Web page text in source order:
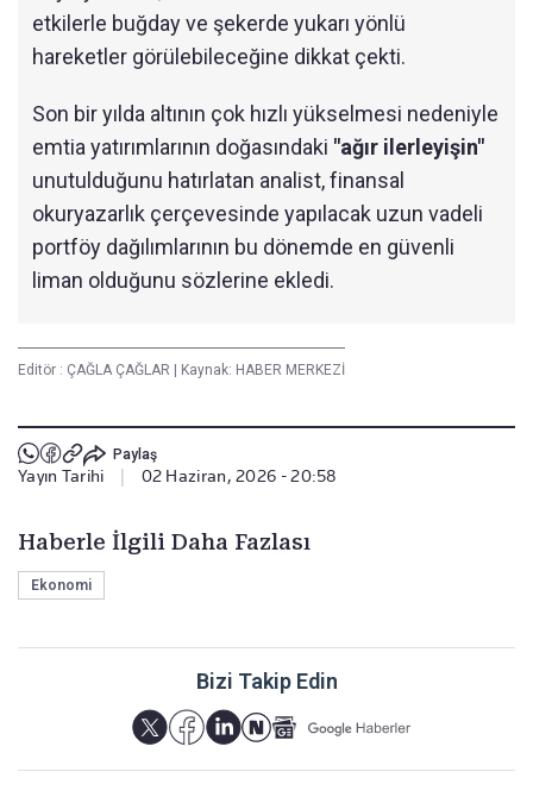
etkilerle buğday ve şekerde yukarı yönlü
hareketler görülebileceğine dikkat çekti.
Son bir yılda altının çok hızlı yükselmesi nedeniyle
emtia yatırımlarının doğasındaki "ağır ilerleyişin"
unutulduğunu hatırlatan analist, finansal
okuryazarlık çerçevesinde yapılacak uzun vadeli
portföy dağılımlarının bu dönemde en güvenli
liman olduğunu sözlerine ekledi.
Editör : ÇAĞLA ÇAĞLAR | Kaynak: HABER MERKEZİ
Paylaş
Yayın Tarihi 02 Haziran, 2026 - 20:58
Haberle İlgili Daha Fazlası
Ekonomi
Bizi Takip Edin